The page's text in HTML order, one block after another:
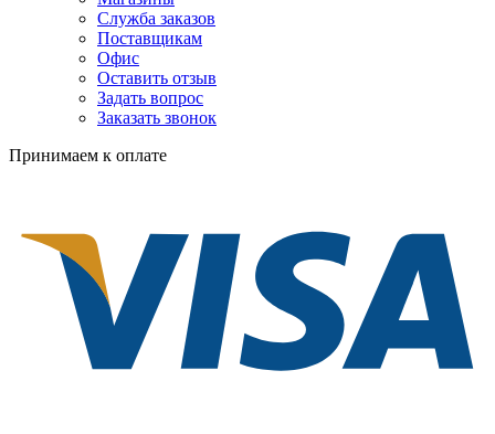
Служба заказов
Поставщикам
Офис
Оставить отзыв
Задать вопрос
Заказать звонок
Принимаем к оплате